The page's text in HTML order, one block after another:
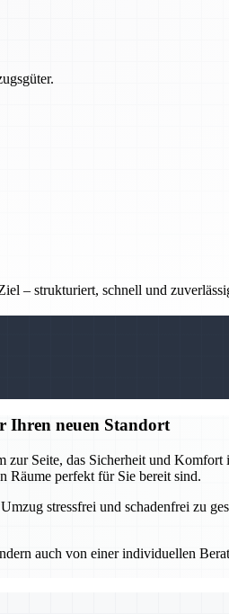
– strukturiert, schnell und
Ihren neuen Standort
zur Seite, das Sicherheit und
Räume perfekt für Sie bereit sind.
stressfrei und schadenfrei zu
auch von einer individuellen